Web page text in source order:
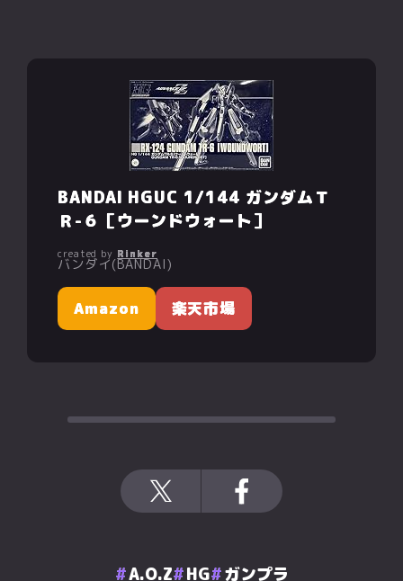
BANDAI HGUC 1/144 ガンダムＴ
Ｒ-６［ウーンドウォート］
created by Rinker
バンダイ(BANDAI)
Amazon 楽天市場
A.O.Z HG ガンプラ